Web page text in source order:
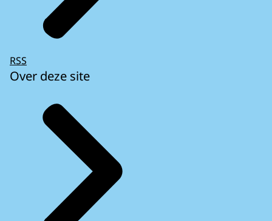
RSS
Over deze site